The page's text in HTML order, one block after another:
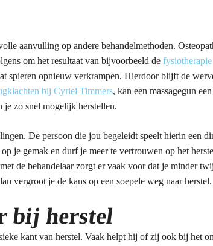
aanvulling op andere behandelmethoden.
om het resultaat van bijvoorbeeld de fysiotherapie
spieren opnieuw verkrampen. Hierdoor blijft de
bij Cyriel Timmers, kan een massagegun
je zo snel mogelijk herstellen.
De persoon die jou begeleidt speelt hierin een
je gemak en durf je meer te vertrouwen op het
de behandelaar zorgt er vaak voor dat je minder
vergroot je de kans op een soepele weg naar herstel.
bij herstel
kant van herstel. Vaak helpt hij of zij ook bij het